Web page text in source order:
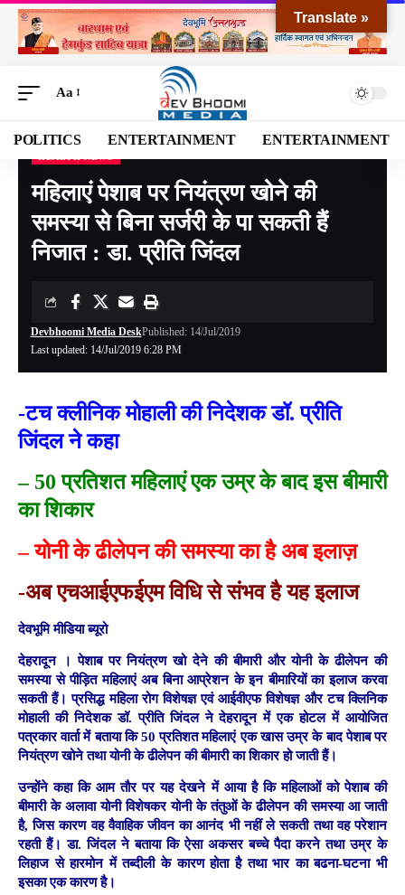
Aa
POLITICS ENTERTAINMENT ENTERTAINMENT
Devbhoomi Media>Blog>HEALTH NEWS>महिलाएं पेशाब पर नियंत्रण खोने की समस्या से बिना सर्जरी के पा सकती हैं निजात : डा. प्रीति जिंदल
महिलाएं पेशाब पर नियंत्रण खोने की
समस्या से बिना सर्जरी के पा सकती हैं
निजात : डा. प्रीति जिंदल
Last updated: 14/Jul/2019 6:28 PM
Devbhoomi Media DeskPublished: 14/Jul/2019
-टच क्लीनिक मोहाली की निदेशक डॉ. प्रीति
जिंदल ने कहा
– 50 प्रतिशत महिलाएं एक उम्र के बाद इस बीमारी
का शिकार
– योनी के ढीलेपन की समस्या का है अब इलाज़
-अब एचआईएफईएम विधि से संभव है यह इलाज
देवभूमि मीडिया ब्यूरो
देहरादून । पेशाब पर नियंत्रण खो देने की बीमारी और योनी के ढीलेपन की
समस्या से पीड़ित महिलाएं अब बिना आप्रेशन के इन बीमारियों का इलाज करवा
सकती हैं। प्रसिद्ध महिला रोग विशेषज्ञ एवं आईवीएफ विशेषज्ञ और टच क्लिनिक
मोहाली की निदेशक डॉ. प्रीति जिंदल ने देहरादून में एक होटल में आयोजित
पत्रकार वार्ता में बताया कि 50 प्रतिशत महिलाएं एक खास उम्र के बाद पेशाब पर
नियंत्रण खोने तथा योनी के ढीलेपन की बीमारी का शिकार हो जाती हैं।
उन्होंने कहा कि आम तौर पर यह देखने में आया है कि महिलाओं को पेशाब की
बीमारी के अलावा योनी विशेषकर योनी के तंतुओं के ढीलेपन की समस्या आ जाती
है, जिस कारण वह वैवाहिक जीवन का आनंद भी नहीं ले सकती तथा वह परेशान
रहती हैं। डा. जिंदल ने बताया कि ऐसा अकसर बच्चे पैदा करने तथा उम्र के
लिहाज से हारमोन में तब्दीली के कारण होता है तथा भार का बढना-घटना भी
इसका एक कारण है।
Translate »